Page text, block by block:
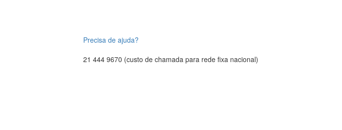
Precisa de ajuda?
21 444 9670 (custo de chamada para rede fixa nacional)